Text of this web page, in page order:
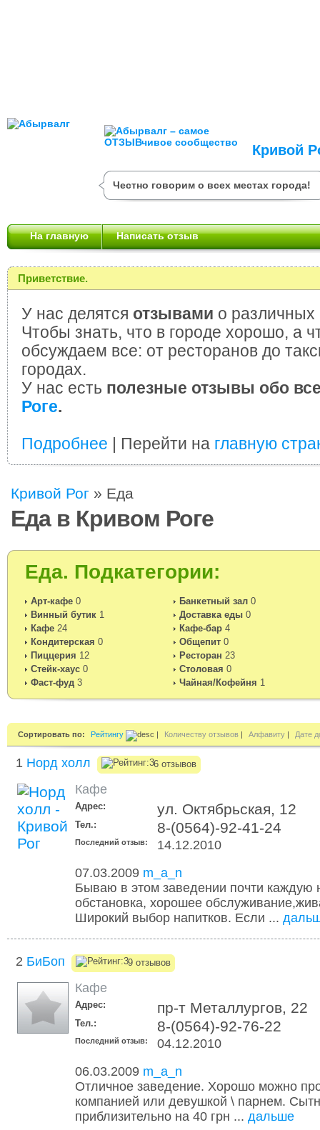
Кривой
Честно говорим о всех местах города!
На главную Написать отзыв
Приветствие.
У нас делятся отзывами о различных
Чтобы знать, что в городе хорошо, а
обсуждаем все: от ресторанов до
городах.
У нас есть полезные отзывы обо
Роге.
Подробнее | Перейти на главную
Кривой Рог » Еда
Еда в Кривом Роге
Еда. Подкатегории:
Арт-кафе 0 Банкетный зал 0
Винный бутик 1 Доставка еды 0
Кафе 24 Кафе-бар 4
Кондитерская 0 Общепит 0
Пиццерия 12 Ресторан 23
Стейк-хаус 0 Столовая 0
Фаст-фуд 3 Чайная/Кофейня 1
Сортировать по: Рейтингу | Количеству отзывов | Алфавиту | Дате
1 Норд холл 6 отзывов
Кафе
Адрес: ул. Октябрьская, 12
Тел.: 8-(0564)-92-41-24
Последний отзыв:
14.12.2010
07.03.2009 m_a_n
Бываю в этом заведении почти каждую
обстановка, хорошее
Широкий выбор напитков. Если ...
2 БиБоп 9 отзывов
Кафе
Адрес: пр-т Металлургов, 22
Тел.: 8-(0564)-92-76-22
Последний отзыв:
04.12.2010
06.03.2009 m_a_n
Отличное заведение. Хорошо можно
компанией или девушкой \ парнем.
приблизительно на 40 грн ... дальше